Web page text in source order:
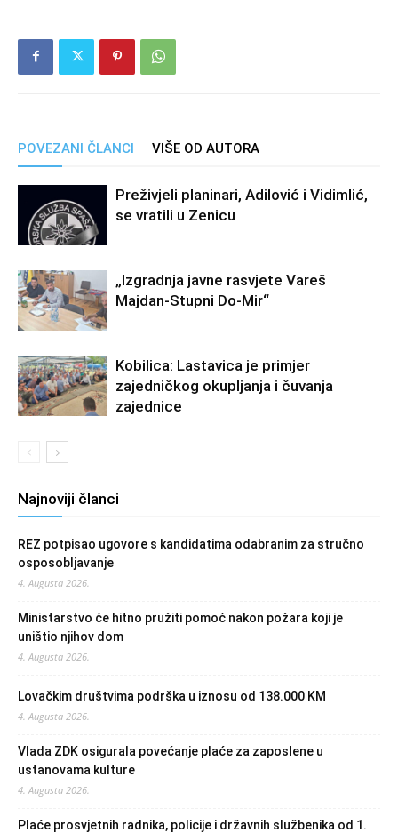
POVEZANI ČLANCI VIŠE OD AUTORA
Preživjeli planinari, Adilović i Vidimlić,
se vratili u Zenicu
„Izgradnja javne rasvjete Vareš
Majdan-Stupni Do-Mir“
Kobilica: Lastavica je primjer
zajedničkog okupljanja i čuvanja
zajednice
Najnoviji članci
REZ potpisao ugovore s kandidatima odabranim za stručno
osposobljavanje
4. Augusta 2026.
Ministarstvo će hitno pružiti pomoć nakon požara koji je
uništio njihov dom
4. Augusta 2026.
Lovačkim društvima podrška u iznosu od 138.000 KM
4. Augusta 2026.
Vlada ZDK osigurala povećanje plaće za zaposlene u
ustanovama kulture
4. Augusta 2026.
Plaće prosvjetnih radnika, policije i državnih službenika od 1.